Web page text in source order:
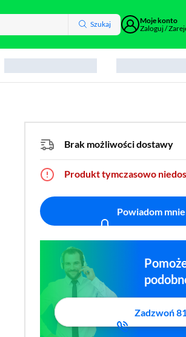
Szukaj
Moje konto
Zaloguj /
Brak możliwości dostawy
Produkt tymczasowo
Powiadom
Zadzwoń